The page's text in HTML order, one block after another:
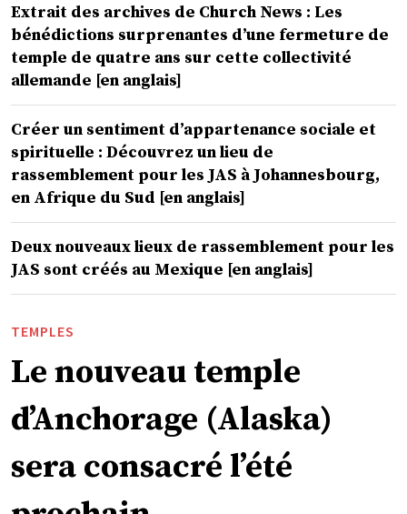
Extrait des archives de Church News : Les
bénédictions surprenantes d’une fermeture de
temple de quatre ans sur cette collectivité
allemande [en anglais]
Créer un sentiment d’appartenance sociale et
spirituelle : Découvrez un lieu de
rassemblement pour les JAS à Johannesbourg,
en Afrique du Sud [en anglais]
Deux nouveaux lieux de rassemblement pour les
JAS sont créés au Mexique [en anglais]
TEMPLES
Le nouveau temple
d’Anchorage (Alaska)
sera consacré l’été